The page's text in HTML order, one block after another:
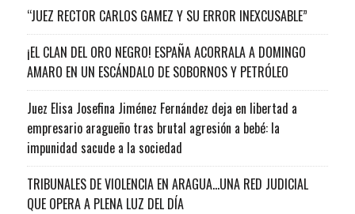
“JUEZ RECTOR CARLOS GAMEZ Y SU ERROR INEXCUSABLE”
¡EL CLAN DEL ORO NEGRO! ESPAÑA ACORRALA A DOMINGO
AMARO EN UN ESCÁNDALO DE SOBORNOS Y PETRÓLEO
Juez Elisa Josefina Jiménez Fernández deja en libertad a
empresario aragueño tras brutal agresión a bebé: la
impunidad sacude a la sociedad
TRIBUNALES DE VIOLENCIA EN ARAGUA…UNA RED JUDICIAL
QUE OPERA A PLENA LUZ DEL DÍA